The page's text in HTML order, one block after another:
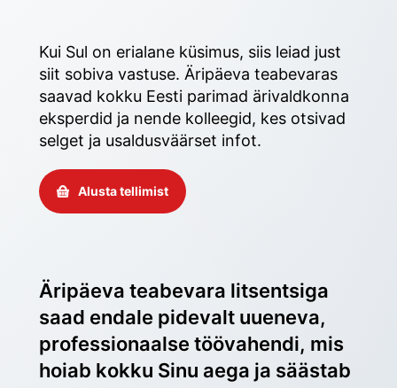
Kui Sul on erialane küsimus, siis leiad just
siit sobiva vastuse. Äripäeva teabevaras
saavad kokku Eesti parimad ärivaldkonna
eksperdid ja nende kolleegid, kes otsivad
selget ja usaldusväärset infot.
Alusta tellimist
Äripäeva teabevara litsentsiga
saad endale pidevalt uueneva,
professionaalse töövahendi, mis
hoiab kokku Sinu aega ja säästab